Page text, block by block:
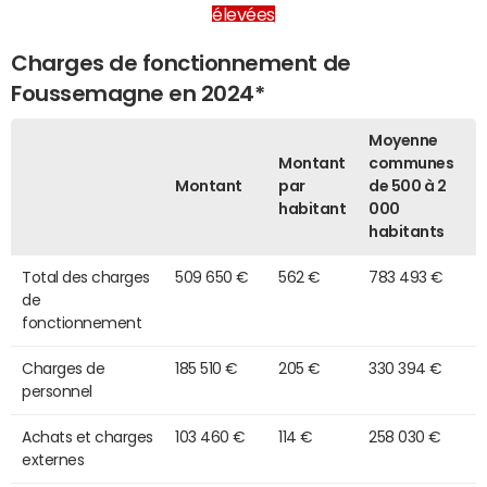
élevées
Charges de fonctionnement de
Foussemagne en 2024*
Montant
Montant
par
habitant
Moyenne
communes
de 500 à 2
000
habitants
Total des charges
de
fonctionnement
509 650 € 562 € 783 493 €
Charges de
personnel
185 510 € 205 € 330 394 €
Achats et charges
externes
103 460 € 114 € 258 030 €